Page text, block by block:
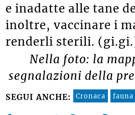
e inadatte alle tane
inoltre, vaccinare i
renderli sterili.
Nella foto: la
segnalazioni della
SEGUI ANCHE: Cronaca fauna